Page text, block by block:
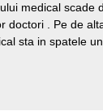
medical scade
doctori . Pe de
sta in spatele